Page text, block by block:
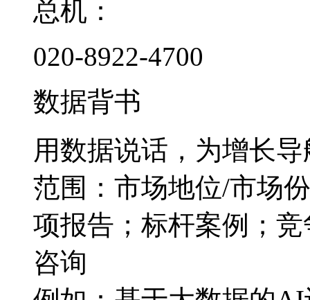
总机：
020-8922-4700
数据背书
用数据说话，为增长导
范围：市场地位/市场
项报告；标杆案例；
咨询